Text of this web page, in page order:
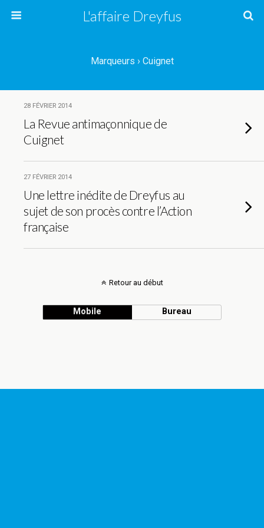
L'affaire Dreyfus
Marqueurs › Cuignet
28 FÉVRIER 2014
La Revue antimaçonnique de
Cuignet
27 FÉVRIER 2014
Une lettre inédite de Dreyfus au
sujet de son procès contre l’Action
française
Retour au début
Mobile Bureau